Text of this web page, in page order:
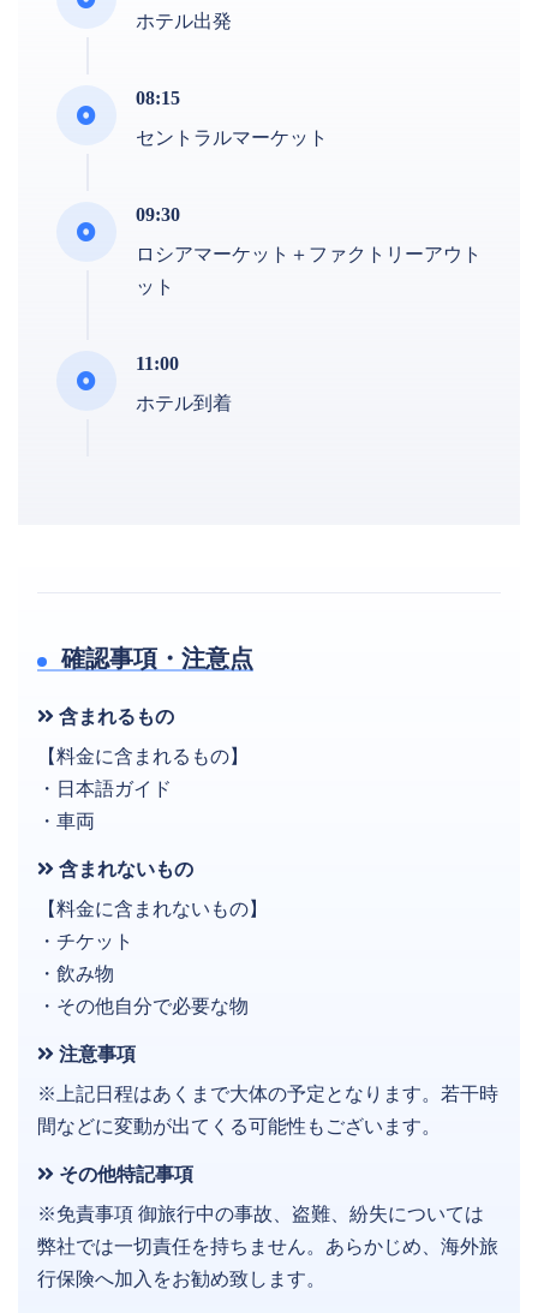
ホテル出発
08:15
セントラルマーケット
09:30
ロシアマーケット＋ファクトリーアウト
ット
11:00
ホテル到着
確認事項・注意点
含まれるもの
【料金に含まれるもの】
・日本語ガイド
・車両
含まれないもの
【料金に含まれないもの】
・チケット
・飲み物
・その他自分で必要な物
注意事項
※上記日程はあくまで大体の予定となります。若干時
間などに変動が出てくる可能性もございます。
その他特記事項
※免責事項 御旅行中の事故、盗難、紛失については
弊社では一切責任を持ちません。あらかじめ、海外旅
行保険へ加入をお勧め致します。